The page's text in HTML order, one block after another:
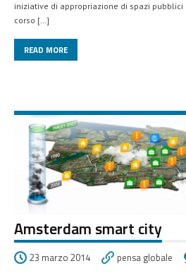
iniziative di appropriazione di spazi
corso […]
READ MORE
Amsterdam smart city
23 marzo 2014 pensa globale